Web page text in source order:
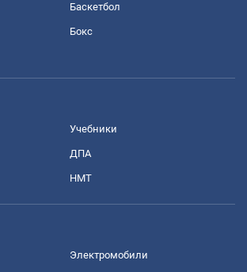
Баскетбол
Бокс
Учебники
ДПА
НМТ
Электромобили